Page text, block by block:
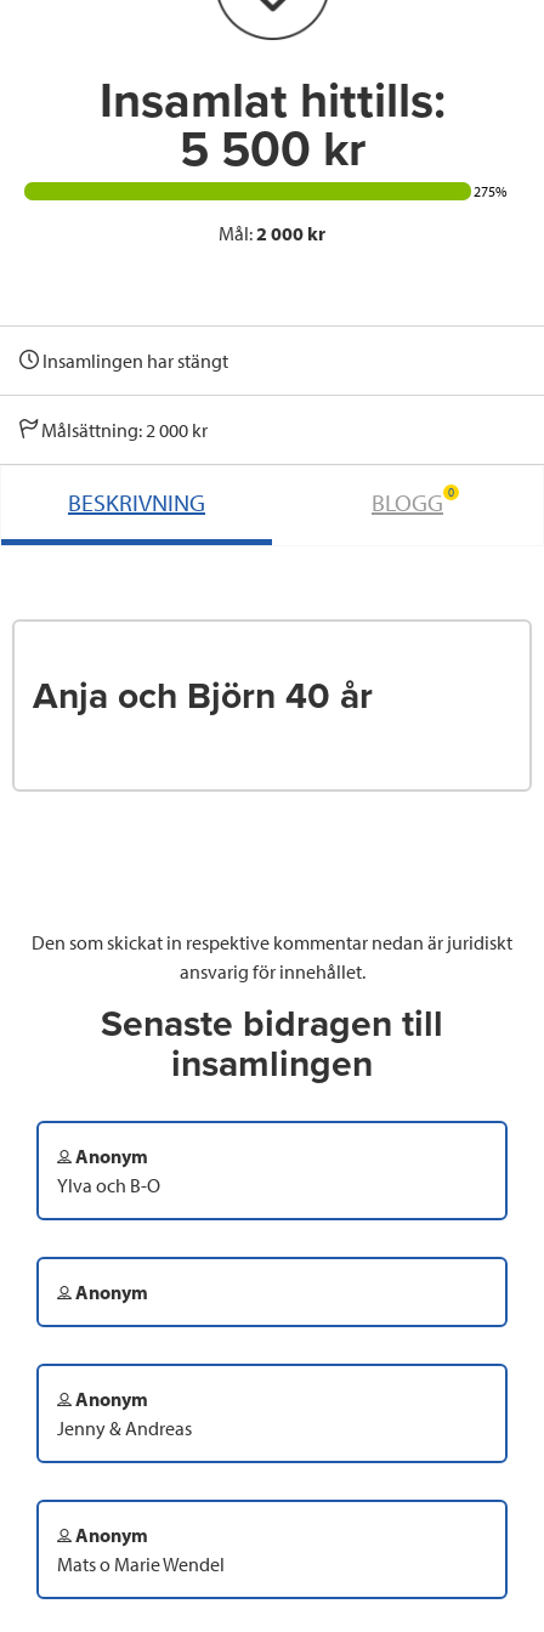
n
Insamlat hittills:
5 500 kr
275%
Mål:2 000 kr
Insamlingen har stängt
Målsättning: 2 000 kr
BESKRIVNING BLOGG 0
Anja och Björn 40 år
Den som skickat in respektive kommentar nedan är juridiskt
ansvarig för innehållet.
Senaste bidragen till
insamlingen
Anonym
Ylva och B-O
Anonym
Anonym
Jenny & Andreas
Anonym
Mats o Marie Wendel